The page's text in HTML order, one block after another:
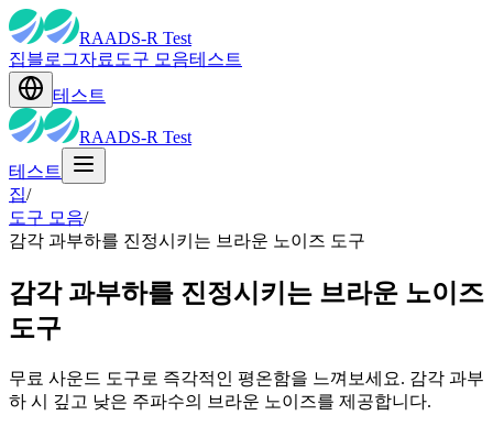
RAADS-R Test
집블로그자료 도구 모음테스트
테스트
RAADS-R Test
테스트
집/
도구 모음/
감각 과부하를 진정시키는 브라운 노이즈 도구
감각 과부하를 진정시키는 브라운 노이즈
도구
무료 사운드 도구로 즉각적인 평온함을 느껴보세요. 감각 과부
하 시 깊고 낮은 주파수의 브라운 노이즈를 제공합니다.